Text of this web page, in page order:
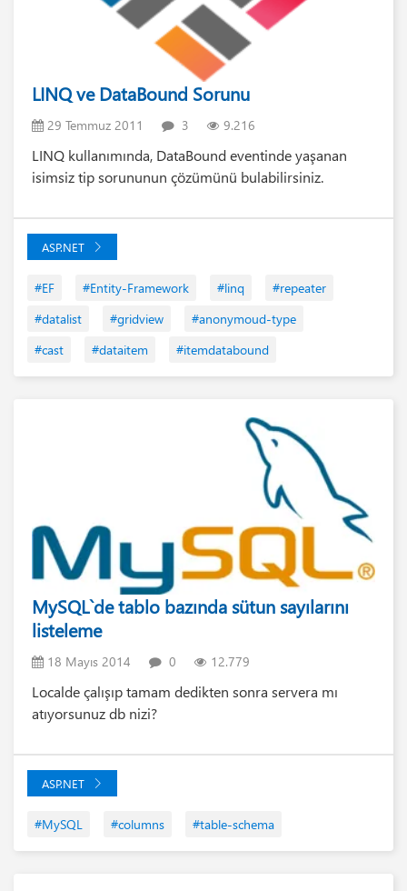
LINQ ve DataBound Sorunu
29 Temmuz 2011 3 9.216
LINQ kullanımında, DataBound eventinde yaşanan
isimsiz tip sorununun çözümünü bulabilirsiniz.
ASP.NET
#EF #Entity-Framework #linq
#repeater
#datalist
#gridview
#anonymoud-type
#cast
#dataitem #itemdatabound
MySQL`de tablo bazında sütun sayılarını
listeleme
18 Mayıs 2014 0 12.779
Localde çalışıp tamam dedikten sonra servera mı
atıyorsunuz db nizi?
ASP.NET
#MySQL #columns #table-schema